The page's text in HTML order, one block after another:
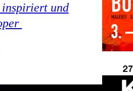
inspiriert und